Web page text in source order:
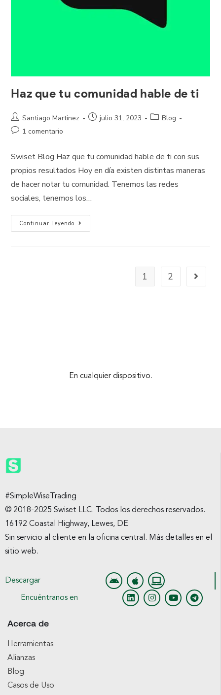
Haz que tu comunidad hable de ti
Santiago Martinez julio 31, 2023
Blog
1 comentario
Swiset Blog Haz que tu comunidad hable de ti con sus
propios resultados Hoy en día existen distintas maneras
de hacer notar tu comunidad. Tenemos las redes
sociales, tenemos los…
Continuar Leyendo
1 2
En cualquier dispositivo.
#SimpleWiseTrading
© 2018-2025 Swiset LLC. Todos los derechos reservados.
16192 Coastal Highway, Lewes, DE
Sin servicio al cliente en la oficina central. Más detalles en el
sitio web.
Descargar
Encuéntranos en
Acerca de
Herramientas
Alianzas
Blog
Casos de Uso